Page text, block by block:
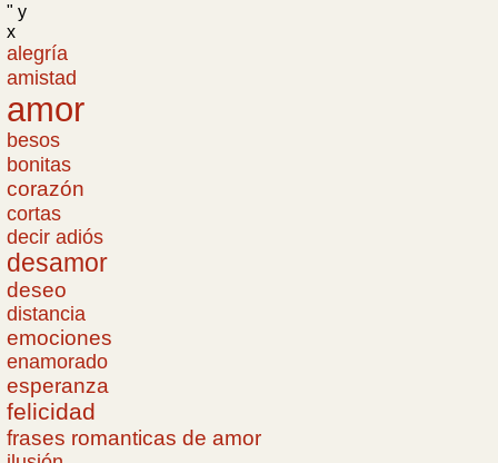
" y
x
alegría
amistad
amor
besos
bonitas
corazón
cortas
decir adiós
desamor
deseo
distancia
emociones
enamorado
esperanza
felicidad
frases romanticas de amor